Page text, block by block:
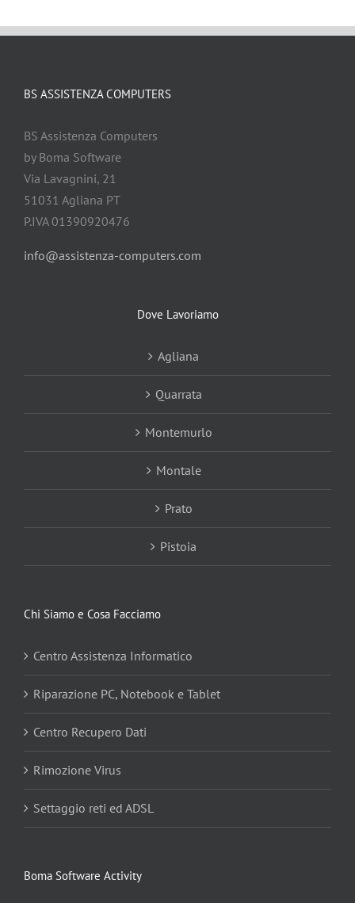
BS ASSISTENZA COMPUTERS
BS Assistenza Computers
by Boma Software
Via Lavagnini, 21
51031 Agliana PT
P.IVA 01390920476
info@assistenza-computers.com
Dove Lavoriamo
Agliana
Quarrata
Montemurlo
Montale
Prato
Pistoia
Chi Siamo e Cosa Facciamo
Centro Assistenza Informatico
Riparazione PC, Notebook e Tablet
Centro Recupero Dati
Rimozione Virus
Settaggio reti ed ADSL
Boma Software Activity